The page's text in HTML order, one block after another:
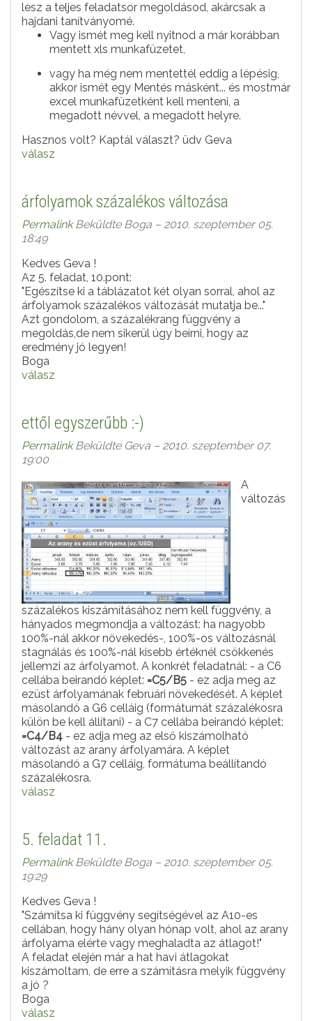
lesz a teljes feladatsor megoldásod, akárcsak a
hajdani tanítványomé.
Vagy ismét meg kell nyitnod a már korábban
mentett xls munkafüzetet,
vagy ha még nem mentettél eddig a lépésig,
akkor ismét egy Mentés másként... és mostmár
excel munkafüzetként kell menteni, a
megadott névvel, a megadott helyre.
Hasznos volt? Kaptál választ? üdv Geva
válasz
árfolyamok százalékos változása
Permalink Beküldte Boga – 2010. szeptember 05.
18:49
Kedves Geva !
Az 5. feladat, 10.pont:
"Egészítse ki a táblázatot két olyan sorral, ahol az
árfolyamok százalékos változását mutatja be..."
Azt gondolom, a százalékrang függvény a
megoldás,de nem sikerül úgy beírni, hogy az
eredmény jó legyen!
Boga
válasz
ettől egyszerűbb :-)
Permalink Beküldte Geva – 2010. szeptember 07.
19:00
A
változás
százalékos kiszámításához nem kell függvény, a
hányados megmondja a változást: ha nagyobb
100%-nál akkor növekedés-, 100%-os változásnál
stagnálás és 100%-nál kisebb értéknél csökkenés
jellemzi az árfolyamot. A konkrét feladatnál: - a C6
cellába beirandó képlet: =C5/B5 - ez adja meg az
ezüst árfolyamának februári növekedését. A képlet
másolandó a G6 celláig (formátumát százalékosra
külön be kell állítani) - a C7 cellába beirandó képlet:
=C4/B4 - ez adja meg az első kiszámolható
változást az arany árfolyamára. A képlet
másolandó a G7 celláig, formátuma beállítandó
százalékosra.
válasz
5. feladat 11.
Permalink Beküldte Boga – 2010. szeptember 05.
19:29
Kedves Geva !
"Számítsa ki függvény segítségével az A10-es
cellában, hogy hány olyan hónap volt, ahol az arany
árfolyama elérte vagy meghaladta az átlagot!"
A feladat elején már a hat havi átlagokat
kiszámoltam, de erre a számításra melyik függvény
a jó ?
Boga
válasz